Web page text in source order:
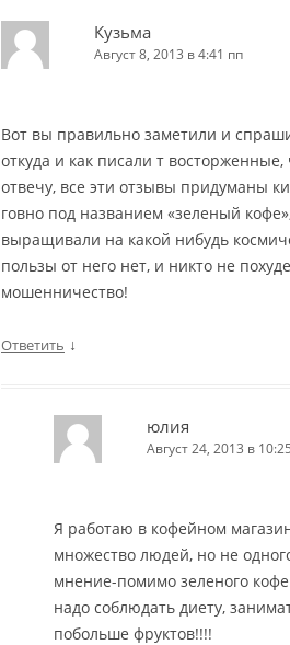
Кузьма
Август 8, 2013 в 4:41 пп
Вот вы правильно заметили и
откуда и как писали т
отвечу, все эти отзывы придуманы
говно под названием «зеленый
выращивали на какой нибудь
пользы от него нет, и никто не
мошенничество!
Ответить ↓
юлия
Август 24, 2013 в
Я работаю в кофейном
множество людей, но не
мнение-помимо зеленого
надо соблюдать диету,
побольше фруктов!!!!